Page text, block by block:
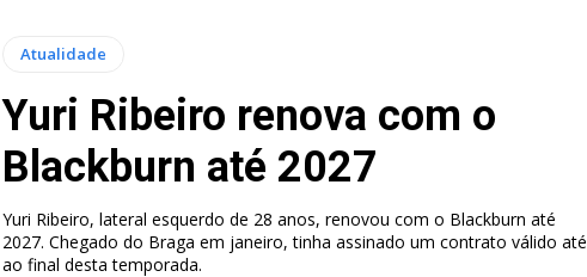
Atualidade
Yuri Ribeiro renova com o
Blackburn até 2027
Yuri Ribeiro, lateral esquerdo de 28 anos, renovou com o Blackburn até
2027. Chegado do Braga em janeiro, tinha assinado um contrato válido até
ao final desta temporada.